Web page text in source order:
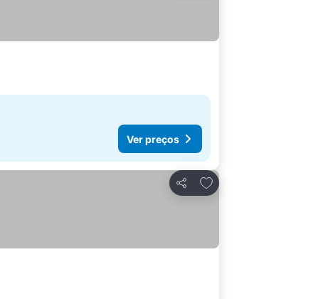
Ver preços
Partilhar
Adicionar aos favoritos